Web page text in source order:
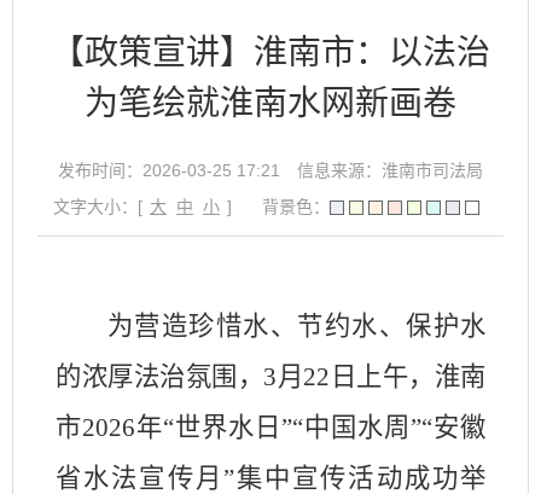
【政策宣讲】淮南市：以法治
为笔绘就淮南水网新画卷
发布时间：2026-03-25 17:21
信息来源：淮南市司法局
文字大小：[ 大 中 小 ] 背景色：
为营造珍惜水、节约水、保护水
的浓厚法治氛围， 3月 22 日上午，淮南
市2026年“世界水日”“中国水周”“安徽
省水法宣传月”集中宣传活动成功举